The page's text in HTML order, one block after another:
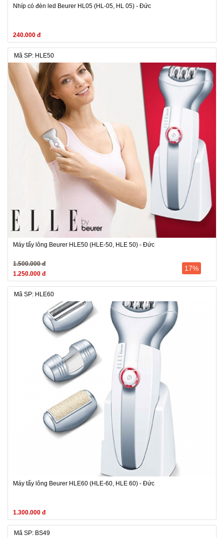
Nhíp có đèn led Beurer HL05 (HL-05, HL 05) - Đức
240.000 đ
Mã SP: HLE50
Máy tẩy lông Beurer HLE50 (HLE-50, HLE 50) - Đức
1.500.000 đ
1.250.000 đ
17%
Mã SP: HLE60
Máy tẩy lông Beurer HLE60 (HLE-60, HLE 60) - Đức
1.300.000 đ
Mã SP: BS49